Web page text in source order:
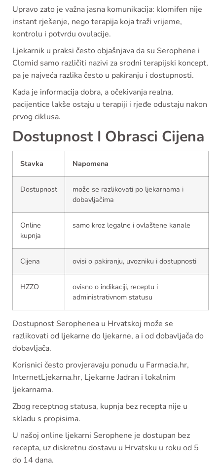
Upravo zato je važna jasna komunikacija: klomifen nije
instant rješenje, nego terapija koja traži vrijeme,
kontrolu i potvrdu ovulacije.
Ljekarnik u praksi često objašnjava da su Serophene i
Clomid samo različiti nazivi za srodni terapijski koncept,
pa je najveća razlika često u pakiranju i dostupnosti.
Kada je informacija dobra, a očekivanja realna,
pacijentice lakše ostaju u terapiji i rjeđe odustaju nakon
prvog ciklusa.
Dostupnost I Obrasci Cijena
Stavka Napomena
Dostupnost
može se razlikovati po ljekarnama i
dobavljačima
Online
kupnja
samo kroz legalne i ovlaštene kanale
Cijena ovisi o pakiranju, uvozniku i dostupnosti
HZZO
ovisno o indikaciji, receptu i
administrativnom statusu
Dostupnost Serophenea u Hrvatskoj može se
razlikovati od ljekarne do ljekarne, a i od dobavljača do
dobavljača.
Korisnici često provjeravaju ponudu u Farmacia.hr,
InternetLjekarna.hr, Ljekarne Jadran i lokalnim
ljekarnama.
Zbog receptnog statusa, kupnja bez recepta nije u
skladu s propisima.
U našoj online ljekarni Serophene je dostupan bez
recepta, uz diskretnu dostavu u Hrvatsku u roku od 5
do 14 dana.